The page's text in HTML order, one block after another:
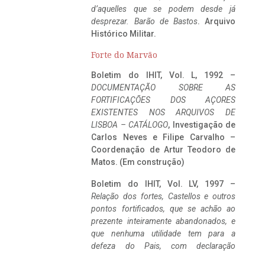
d’aquelles que se podem desde já
desprezar. Barão de Bastos. Arquivo
Histórico Militar.
Forte do Marvão
Boletim do IHIT, Vol. L, 1992 –
DOCUMENTAÇÃO SOBRE AS
FORTIFICAÇÕES DOS AÇORES
EXISTENTES NOS ARQUIVOS DE
LISBOA – CATÁLOGO, Investigação de
Carlos Neves e Filipe Carvalho –
Coordenação de Artur Teodoro de
Matos. (Em construção)
Boletim do IHIT, Vol. LV, 1997 –
Relação dos fortes, Castellos e outros
pontos fortificados, que se achão ao
prezente inteiramente abandonados, e
que nenhuma utilidade tem para a
defeza do Pais, com declaração